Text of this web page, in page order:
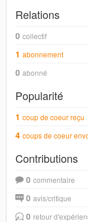
Relations
0 collectif
1 abonnement
0 abonné
Popularité
1 coup de coeur reçu
4 coups de coeur
Contributions
0 commentaire
0 avis/critique
0 retour